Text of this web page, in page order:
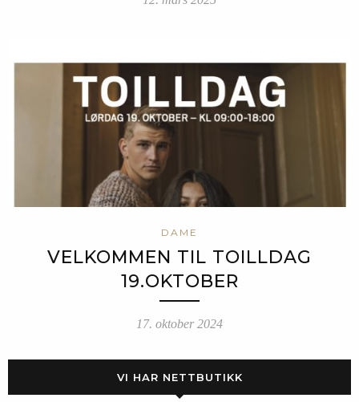
DAME
VELKOMMEN TIL TOILLDAG
19.OKTOBER
17. oktober 2024
VI HAR NETTBUTIKK